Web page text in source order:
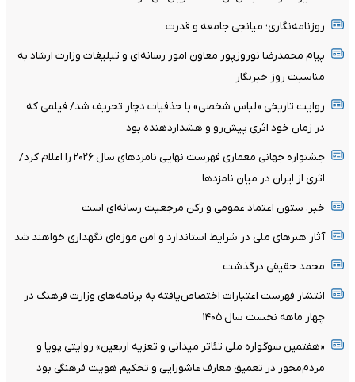
روزنامه‌نگاری؛ میانجی جامعه و قدرت
پیام محمدرضا نوروزپور معاون امور رسانه‌ای و تبلیغات وزارت ارشاد به
مناسبت روز خبرنگار
روایت تاریخی «لباس شخصی» با حذفیات دچار تحریف شد/ فیلمی که
در زمان خود اثری پیش‌رو و هشداردهنده بود
جشنواره جهانی معماری فهرست نهایی نامزدهای سال ۲۰۲۶ را اعلام کرد/
اثری از ایران در میان نامزدها
خبر، ستون اعتماد عمومی و رکن مرجعیت رسانه‌ای است
آثار هنرهای ملی در شرایط استاندارد و امن موزه‌ای نگهداری خواهند شد
محمد حقیقی درگذشت
انتشار فهرست اعتبارات اختصاص‌یافته به برنامه‌های وزارت فرهنگ در
چهار ماهه نخست سال ۱۴۰۵
«هفتمین سوگواره ملی تئاتر میدانی و تعزیه اربعین» روایتی پویا و
مردم‌محور در تعمیق معارف عاشورایی و تحکیم هویت فرهنگی بود